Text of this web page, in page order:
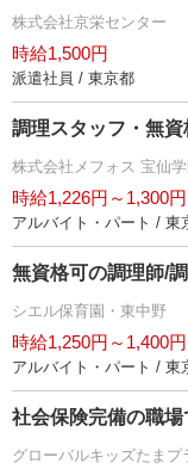
株式会社京栄センター
時給1,500円
派遣社員 / 東京都
調理スタッフ・無
株式会社メフォス 宝仙
時給1,226円～1,300円
アルバイト・パート / 東
無資格可の調理師/
シエル保育園・東中野
時給1,250円～1,400円
アルバイト・パート / 東
社会保険完備の職
グローバルキッズたまプ